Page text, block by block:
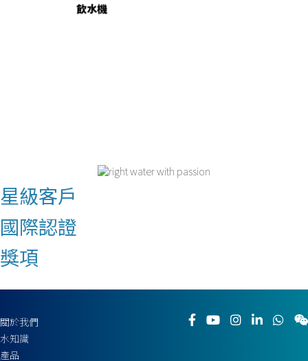
飲水機
星級客戶
國際認證
獎項
關於我們
水知識
產品